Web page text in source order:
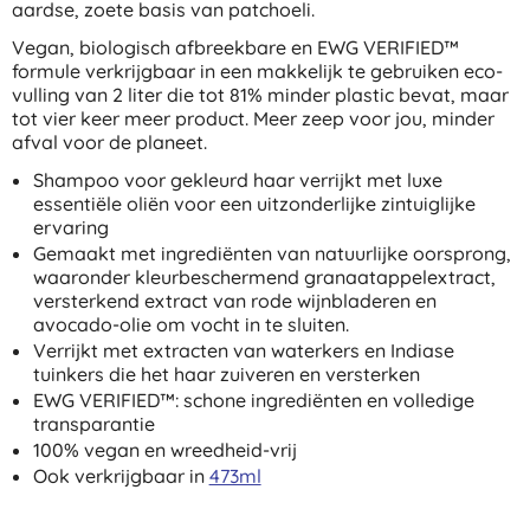
aardse, zoete basis van patchoeli.
Vegan, biologisch afbreekbare en EWG VERIFIED™
formule verkrijgbaar in een makkelijk te gebruiken eco-
vulling van 2 liter die tot 81% minder plastic bevat, maar
tot vier keer meer product. Meer zeep voor jou, minder
afval voor de planeet.
Shampoo voor gekleurd haar verrijkt met luxe
essentiële oliën voor een uitzonderlijke zintuiglijke
ervaring
Gemaakt met ingrediënten van natuurlijke oorsprong,
waaronder kleurbeschermend granaatappelextract,
versterkend extract van rode wijnbladeren en
avocado-olie om vocht in te sluiten.
Verrijkt met extracten van waterkers en Indiase
tuinkers die het haar zuiveren en versterken
EWG VERIFIED™: schone ingrediënten en volledige
transparantie
100% vegan en wreedheid-vrij
Ook verkrijgbaar in 473ml